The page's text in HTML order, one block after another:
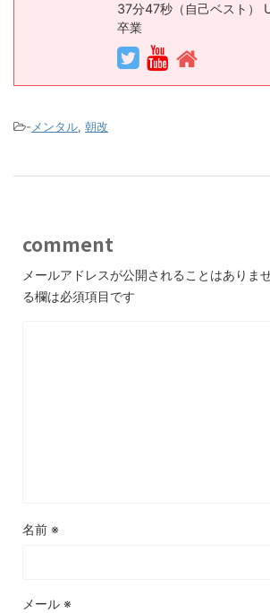
37分47秒（自己ベスト）
卒業
- メンタル, 朝改
comment
メールアドレスが公開されることはありませ
る欄は必須項目です
名前 ※
メール ※